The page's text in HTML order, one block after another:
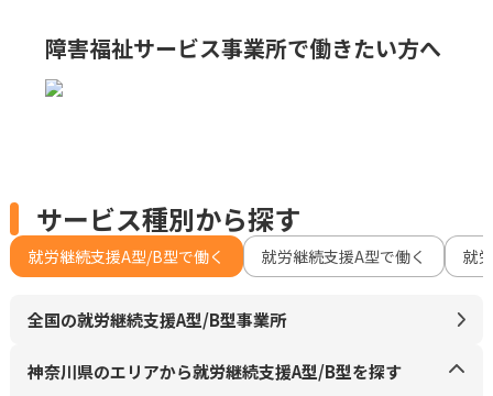
障害福祉サービス事業所で働きたい方へ
サービス種別から探す
就労継続支援A型/B型で働く 就労継続支援A型で働く 就
全国の就労継続支援A型/B型事業所
神奈川県のエリアから就労継続支援A型/B型を探す